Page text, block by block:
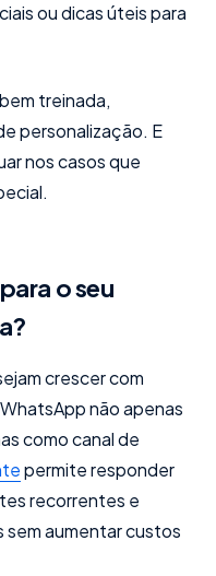
ou dicas úteis para
treinada,
personalização. E
nos casos que
o seu
crescer com
não apenas
como canal de
permite responder
recorrentes e
sem aumentar custos